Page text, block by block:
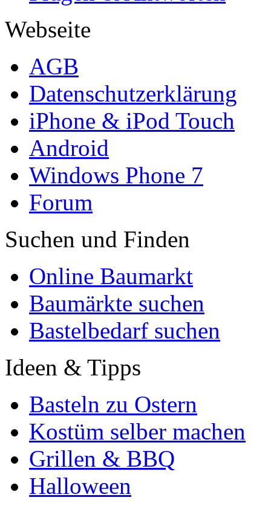
Webseite
AGB
Datenschutzerklärung
iPhone & iPod Touch
Android
Windows Phone 7
Forum
Suchen und Finden
Online Baumarkt
Baumärkte suchen
Bastelbedarf suchen
Ideen & Tipps
Basteln zu Ostern
Kostüm selber machen
Grillen & BBQ
Halloween